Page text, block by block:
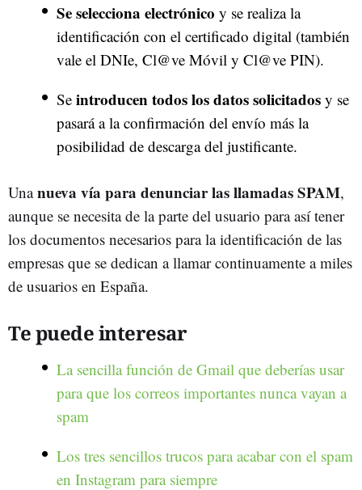
Se selecciona electrónico y se realiza la
identificación con el certificado digital (también
vale el DNIe, Cl@ve Móvil y Cl@ve PIN).
Se introducen todos los datos solicitados y se
pasará a la confirmación del envío más la
posibilidad de descarga del justificante.
Unanueva vía para denunciar las llamadas SPAM,
aunque se necesita de la parte del usuario para así tener
los documentos necesarios para la identificación de las
empresas que se dedican a llamar continuamente a miles
de usuarios en España.
Te puede interesar
La sencilla función de Gmail que deberías usar
para que los correos importantes nunca vayan a
spam
Los tres sencillos trucos para acabar con el spam
en Instagram para siempre